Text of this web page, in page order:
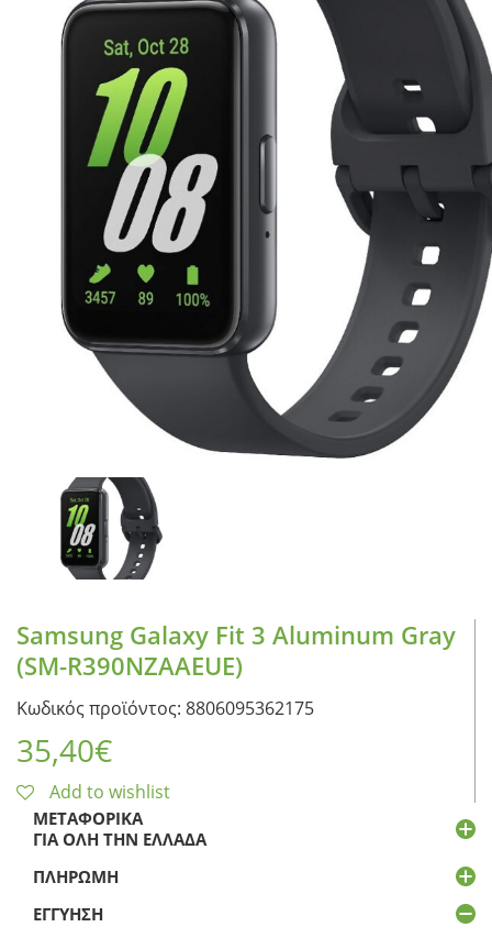
CASE FANS
LIQUID COOLERS
CPU COOLERS
ΕΙΚΟΝΑ-ΗΧΟΣ
ACCESSORIES
ΟΙΚΙΑΚΕΣ ΣΥΣΚΕΥΕΣ
ΠΡΟΣΩΠΙΚΗ ΦΡΟΝΤΙΔΑ
Samsung Galaxy Fit 3 Aluminum Gray
(SM-R390NZAAEUE)
Κωδικός προϊόντος: 8806095362175
35,40€
Add to wishlist
ΜΕΤΑΦΟΡΙΚΆ
ΓΙΑ ΌΛΗ ΤΗΝ ΕΛΛΆΔΑ
ΠΛΗΡΩΜΉ
ΕΓΓΎΗΣΗ